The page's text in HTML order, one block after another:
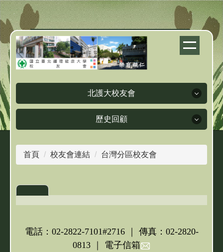
跳
到
主
要
內
容
區
北護大校友會
北護大校友會
校友會簡介
理事長簡介
歷屆傑出校友
歷史回顧
歷史回顧
人物訪談
重要公文
首頁 校友會連結 台灣分區校友會
電話：02-2822-7101#2716 ｜ 傳真：02-2820-
0813 ｜ 電子信箱